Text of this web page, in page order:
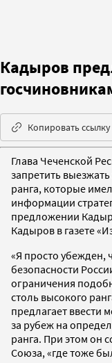
Кадыров
Копировать ссылку
Глава Чеченской
запретить
ранга, которые
информации
предложении
Кадыров в газете
«Я просто убежден,
безопасности
ограничения
столь высокого
предлагает ввести
за рубеж на
ранга. При этом он
Союза, «где тоже